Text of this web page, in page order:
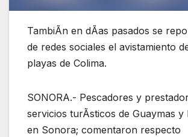
TambiÃn en dÃas pasados se
de redes sociales el avistamiento
playas de Colima.
SONORA.- Pescadores y
servicios turÃsticos de Guaymas y
en Sonora; comentaron respecto